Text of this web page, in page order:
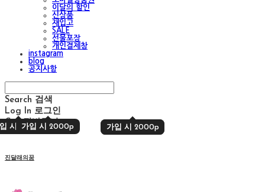
이달의 할인
신상품
재입고
SALE
선물포장
개인결제창
instagram
blog
공지사항
Search 검색
Log In
시 2000p
로그인
가입 시 2000p 가입 시 2000p
가입 시 2000p
Cart장바구니
진달래의꿈